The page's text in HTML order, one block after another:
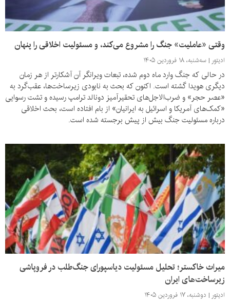
وقتی «عاملیت» جنگ را مشروع می‌کند، و مسئولیت اخلاقی را پنهان
ادیتور سه‌شنبه، ۱۸ فروردین ۱۴۰۵
در حالی که جنگ وارد ماه دوم شده، تبعات ویرانگر آن آشکارتر از هر زمان
دیگری هویدا گشته است. اکنون که بحث به نابودی زیرساخت‌ها، عقب‌گرد به
«عصر حجر» و ضرب‌الاجل‌های تحقیرآمیز دونالد ترامپ رسیده و تشت رسوایی
«کمک‌های آمریکا و اسرائیل به ایرانیان» از بام افتاده است، بحث اخلاقی
درباره مسئولیت جنگ بیش از پیش برجسته شده است.
میراث خاکستر؛ تحلیل مسئولیت دیاسپورای جنگ‌طلب در فروپاشی
زیرساخت‌های ایران
ادیتور دوشنبه، ۱۷ فروردین ۱۴۰۵